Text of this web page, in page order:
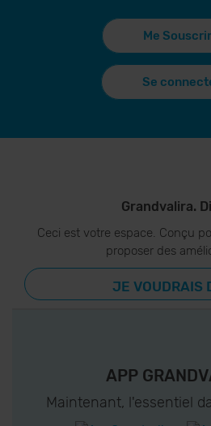
Me
Se
Grandvalira.
Ceci est votre espace. Conçu
proposer des
JE VOUDRAIS
APP
Maintenant, l'essentiel